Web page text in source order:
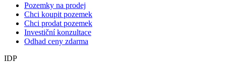
Pozemky na prodej
Chci koupit pozemek
Chci prodat pozemek
Investiční konzultace
Odhad ceny zdarma
IDP